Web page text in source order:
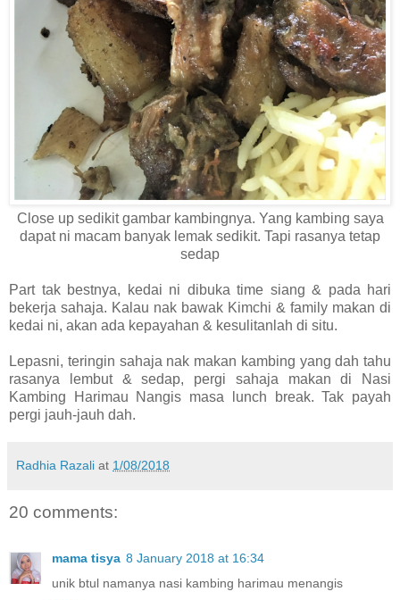
Close up sedikit gambar kambingnya. Yang kambing saya
dapat ni macam banyak lemak sedikit. Tapi rasanya tetap
sedap
Part tak bestnya, kedai ni dibuka time siang & pada hari
bekerja sahaja. Kalau nak bawak Kimchi & family makan di
kedai ni, akan ada kepayahan & kesulitanlah di situ.
Lepasni, teringin sahaja nak makan kambing yang dah tahu
rasanya lembut & sedap, pergi sahaja makan di Nasi
Kambing Harimau Nangis masa lunch break. Tak payah
pergi jauh-jauh dah.
Radhia Razali at 1/08/2018
20 comments:
mama tisya 8 January 2018 at 16:34
unik btul namanya nasi kambing harimau menangis